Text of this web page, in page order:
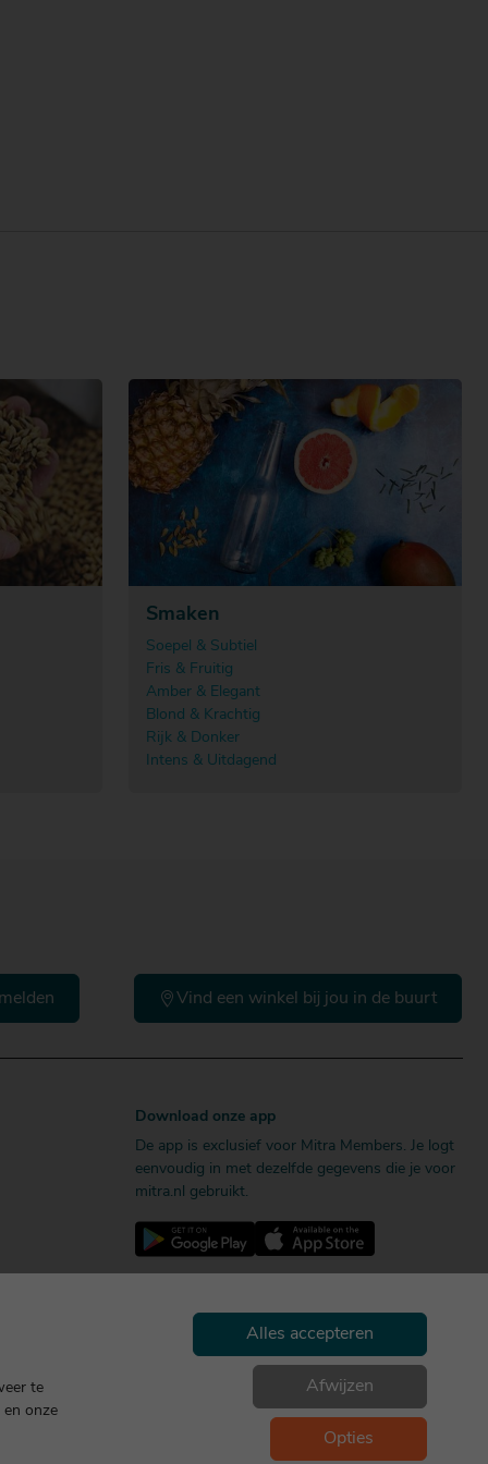
Smaken
Soepel & Subtiel
Fris & Fruitig
Amber & Elegant
Blond & Krachtig
Rijk & Donker
Intens & Uitdagend
Vind een winkel bij jou in de buurt
Download onze app
De app is exclusief voor Mitra Members. Je logt
eenvoudig in met dezelfde gegevens die je voor
mitra.nl gebruikt.
Geniet, maar drink met mate. Geen 18 geen alcohol
te
en onze
Alles accepteren
Afwijzen
Opties